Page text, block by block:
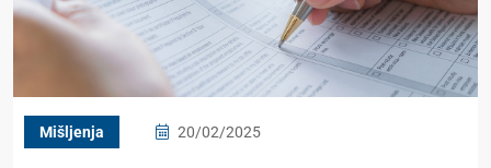
Mišljenja 20/02/2025